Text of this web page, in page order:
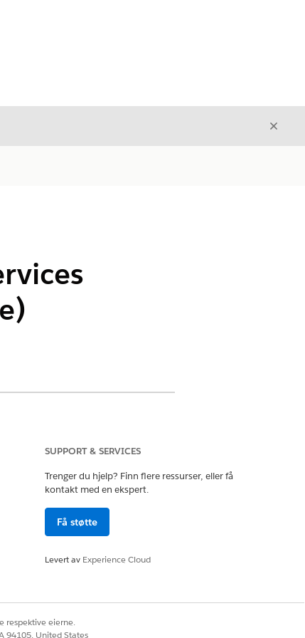
Avslutt
og Beregnet innsikt i
SUPPORT & SERVICES
Trenger du hjelp? Finn flere ressurser, eller få
kontakt med en ekspert.
Få støtte
Levert av Experience Cloud
respektive eierne.
94105, United States